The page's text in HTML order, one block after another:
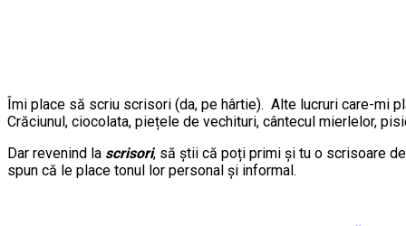
Îmi place să scriu scrisori (da, pe hârtie). Alte lucruri care-mi
Crăciunul, ciocolata, piețele de vechituri, cântecul mierlelor,
Dar revenind la scrisori, să știi că poți primi și tu o scrisoare
spun că le place tonul lor personal și informal.